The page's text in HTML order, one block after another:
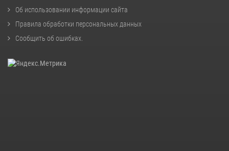
Об использовании информации сайта
Правила обработки персональных данных
Сообщить об ошибках